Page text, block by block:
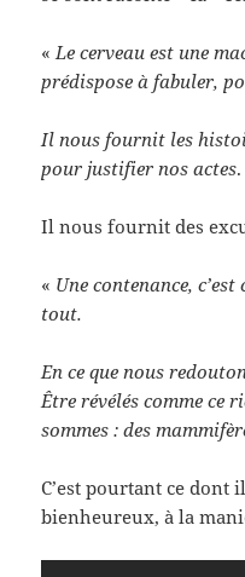
« Le cerveau est une
prédispose à fabuler,
Il nous fournit les
pour justifier nos actes
Il nous fournit des
« Une contenance,
tout.
En ce que nous
Être révélés comme ce
sommes : des
C’est pourtant ce
bienheureux, à la